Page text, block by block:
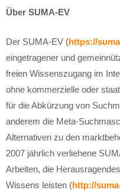
Über SUMA-EV
Der SUMA-EV (https://
eingetragener und
freien Wissenszugang im
ohne kommerzielle oder
für die Abkürzung von
anderem die Meta-
Alternativen zu den
2007 jährlich verliehene
Arbeiten, die
Wissens leisten (http://